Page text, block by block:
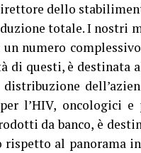
dello
totale. I nostri
numero
di questi, è destinata
l’HIV, oncologici e
da banco, è
rispetto al panorama